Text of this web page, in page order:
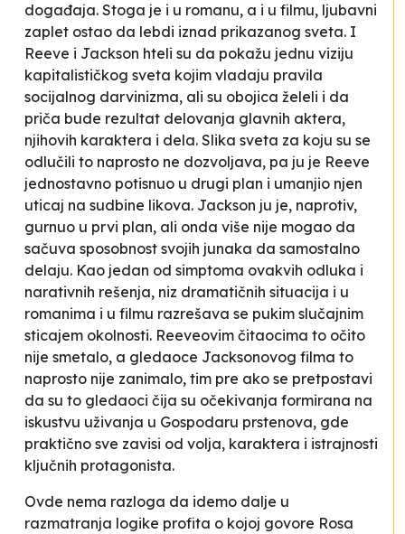
događaja. Stoga je i u romanu, a i u filmu, ljubavni
zaplet ostao da lebdi iznad prikazanog sveta. I
Reeve i Jackson hteli su da pokažu jednu viziju
kapitalističkog sveta kojim vladaju pravila
socijalnog darvinizma, ali su obojica želeli i da
priča bude rezultat delovanja glavnih aktera,
njihovih karaktera i dela. Slika sveta za koju su se
odlučili to naprosto ne dozvoljava, pa ju je Reeve
jednostavno potisnuo u drugi plan i umanjio njen
uticaj na sudbine likova. Jackson ju je, naprotiv,
gurnuo u prvi plan, ali onda više nije mogao da
sačuva sposobnost svojih junaka da samostalno
delaju. Kao jedan od simptoma ovakvih odluka i
narativnih rešenja, niz dramatičnih situacija i u
romanima i u filmu razrešava se pukim slučajnim
sticajem okolnosti. Reeveovim čitaocima to očito
nije smetalo, a gledaoce Jacksonovog filma to
naprosto nije zanimalo, tim pre ako se pretpostavi
da su to gledaoci čija su očekivanja formirana na
iskustvu uživanja u Gospodaru prstenova, gde
praktično sve zavisi od volja, karaktera i istrajnosti
ključnih protagonista.
Ovde nema razloga da idemo dalje u
razmatranja logike profita o kojoj govore Rosa